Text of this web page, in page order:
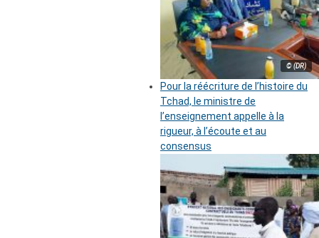
© (DR)
Pour la réécriture de l’histoire du
Tchad, le ministre de
l’enseignement appelle à la
rigueur, à l’écoute et au
consensus